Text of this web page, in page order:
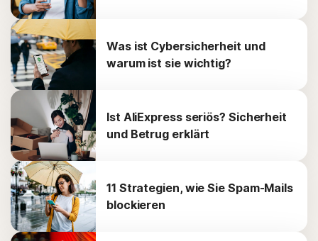
Was ist Cybersicherheit und
warum ist sie wichtig?
Ist AliExpress seriös? Sicherheit
und Betrug erklärt
11 Strategien, wie Sie Spam-Mails
blockieren